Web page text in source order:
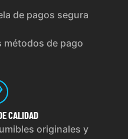
de pagos segura
métodos de pago
CALIDAD
originales y